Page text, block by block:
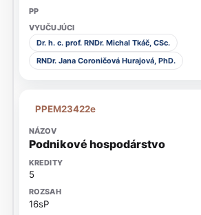
Dr. h. c. prof. RNDr. Michal Tkáč, CSc.
RNDr. Jana Coroničová Hurajová, PhD.
PPEM23422e
Podnikové hospodárstvo
5
16sP